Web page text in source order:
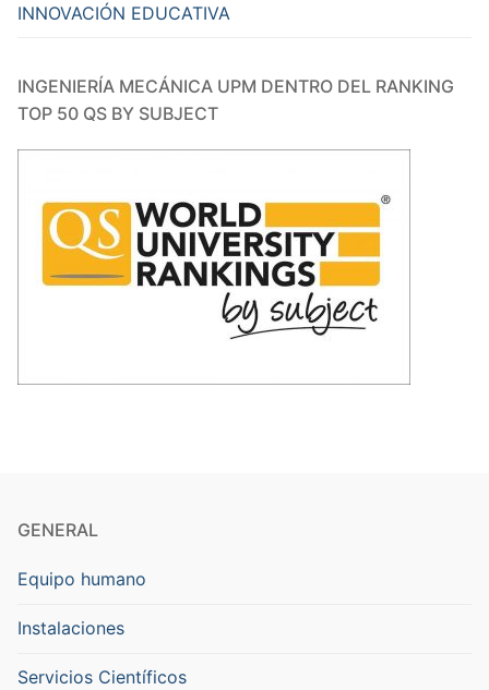
INNOVACIÓN EDUCATIVA
INGENIERÍA MECÁNICA UPM DENTRO DEL RANKING
TOP 50 QS BY SUBJECT
GENERAL
Equipo humano
Instalaciones
Servicios Científicos